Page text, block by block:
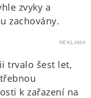
zvyky a
zachovány.
REKLAMA
trvalo šest let,
k zařazení na